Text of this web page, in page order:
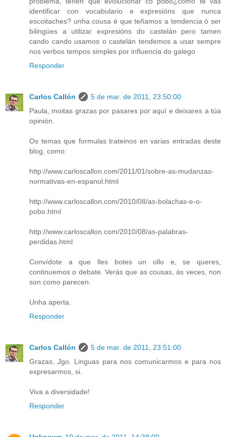
identificar con vocabulario e expresións que nunca
escoitaches? unha cousa é que teñamos a tendencia ó ser
bilingües a utilizar expresións do castelán pero tamen
cando cando usamos o castelán tendemos a usar sempre
nos verbos tempos simples por influencia do galego
Responder
Carlos Callón
5 de mar. de 2011, 23:50:00
Paula, moitas grazas por pasares por aquí e deixares a túa
opinión.
Os temas que formulas trateinos en varias entradas deste
blog, como:
http://www.carloscallon.com/2011/01/sobre-as-mudanzas-
normativas-en-espanol.html
http://www.carloscallon.com/2010/08/as-bolachas-e-o-
pobo.html
http://www.carloscallon.com/2010/08/as-palabras-
perdidas.html
Convídote a que lles botes un ollo e, se queres,
continuemos o debate. Verás que as cousas, ás veces, non
son como parecen.
Unha aperta.
Responder
Carlos Callón
5 de mar. de 2011, 23:51:00
Grazas, Jgo. Linguas para nos comunicarmos e para nos
expresarmos, si.
Viva a diversidade!
Responder